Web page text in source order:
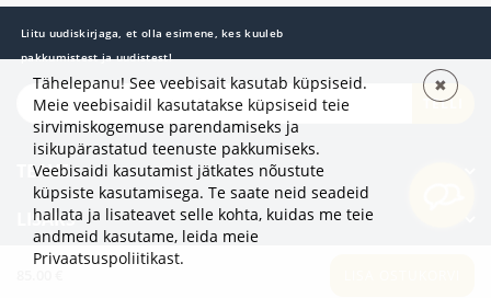
Liitu uudiskirjaga, et olla esimene, kes kuuleb
pakkumistest ja uudistest!
TELLI
TEAVE
LISAKS
KATEGOORIAD
Tähelepanu! See veebisait kasutab küpsiseid.
Meie veebisaidil kasutatakse küpsiseid teie
sirvimiskogemuse parendamiseks ja
isikupärastatud teenuste pakkumiseks.
Veebisaidi kasutamist jätkates nõustute
küpsiste kasutamisega. Te saate neid seadeid
hallata ja lisateavet selle kohta, kuidas me teie
andmeid kasutame, leida meie
Privaatsuspoliitikast.
✖